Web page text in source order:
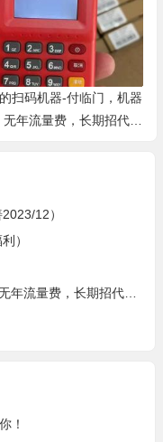
扫码机器-付临门，机器
无年流量费，长期招代
12）
）
最牛B的扫码机器-付临门，机器免费，无年流量费，长期招代理，开启副业
！